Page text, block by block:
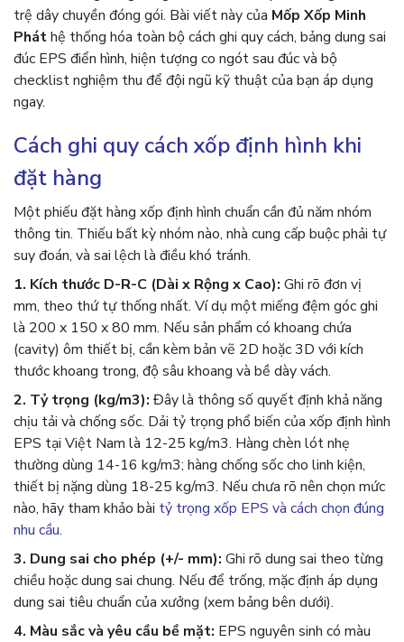
trệ dây chuyền đóng gói. Bài viết này của Mốp Xốp Minh
Pháthệ thống hóa toàn bộ cách ghi quy cách, bảng dung sai
đúc EPS điển hình, hiện tượng co ngót sau đúc và bộ
checklist nghiệm thu để đội ngũ kỹ thuật của bạn áp dụng
ngay.
Cách ghi quy cách xốp định hình khi
đặt hàng
Một phiếu đặt hàng xốp định hình chuẩn cần đủ năm nhóm
thông tin. Thiếu bất kỳ nhóm nào, nhà cung cấp buộc phải tự
suy đoán, và sai lệch là điều khó tránh.
1. Kích thước D-R-C (Dài x Rộng x Cao): Ghi rõ đơn vị
mm, theo thứ tự thống nhất. Ví dụ một miếng đệm góc ghi
là 200 x 150 x 80 mm. Nếu sản phẩm có khoang chứa
(cavity) ôm thiết bị, cần kèm bản vẽ 2D hoặc 3D với kích
thước khoang trong, độ sâu khoang và bề dày vách.
2. Tỷ trọng (kg/m3): Đây là thông số quyết định khả năng
chịu tải và chống sốc. Dải tỷ trọng phổ biến của xốp định hình
EPS tại Việt Nam là 12-25 kg/m3. Hàng chèn lót nhẹ
thường dùng 14-16 kg/m3; hàng chống sốc cho linh kiện,
thiết bị nặng dùng 18-25 kg/m3. Nếu chưa rõ nên chọn mức
nào, hãy tham khảo bài tỷ trọng xốp EPS và cách chọn đúng
nhu cầu.
3. Dung sai cho phép (+/- mm): Ghi rõ dung sai theo từng
chiều hoặc dung sai chung. Nếu để trống, mặc định áp dụng
dung sai tiêu chuẩn của xưởng (xem bảng bên dưới).
4. Màu sắc và yêu cầu bề mặt: EPS nguyên sinh có màu